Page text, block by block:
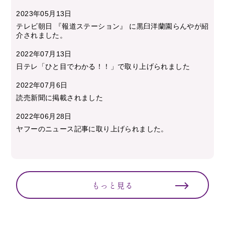
2023年05月13日
テレビ朝日 『報道ステーション』 に黒臼洋蘭園らんやが紹
介されました。
2022年07月13日
日テレ「ひと目でわかる！！」で取り上げられました
2022年07月6日
読売新聞に掲載されました
2022年06月28日
ヤフーのニュース記事に取り上げられました。
もっと見る